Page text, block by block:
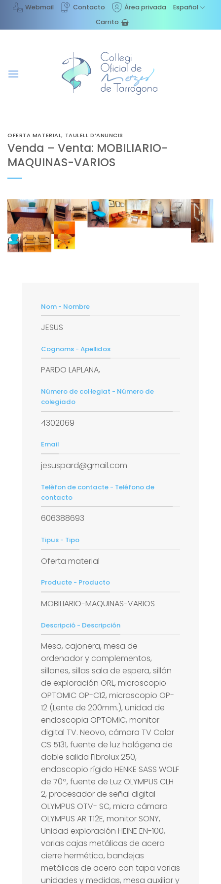
Saltar
contenido
Webmail Contacto Área privada
Español
Carrito
OFERTA MATERIAL, TAULELL D’ANUNCIS
Venda – Venta: MOBILIARIO-
MAQUINAS-VARIOS
Nom - Nombre
JESUS
Cognoms - Apellidos
PARDO LAPLANA,
Número de col·legiat - Número de
colegiado
4302069
Email
jesuspard@gmail.com
Telèfon de contacte - Teléfono de
contacto
606388693
Tipus - Tipo
Oferta material
Producte - Producto
MOBILIARIO-MAQUINAS-VARIOS
Descripció - Descripción
Mesa, cajonera, mesa de
ordenador y complementos,
sillones, sillas sala de espera, sillón
de exploración ORL, microscopio
OPTOMIC OP-C12, microscopio OP-
12 (Lente de 200mm.), unidad de
endoscopia OPTOMIC, monitor
digital TV. Neovo, cámara TV Color
CS 5131, fuente de luz halógena de
doble salida Fibrolux 250,
endoscopio rígido HENKE SASS WOLF
de 70º, fuente de Luz OLYMPUS CLH
2, procesador de señal digital
OLYMPUS OTV- SC, micro cámara
OLYMPUS AR T12E, monitor SONY,
Unidad exploración HEINE EN-100,
varias cajas metálicas de acero
cierre hermético, bandejas
metálicas de acero con tapa varias
unidades y medidas, mesa auxiliar y